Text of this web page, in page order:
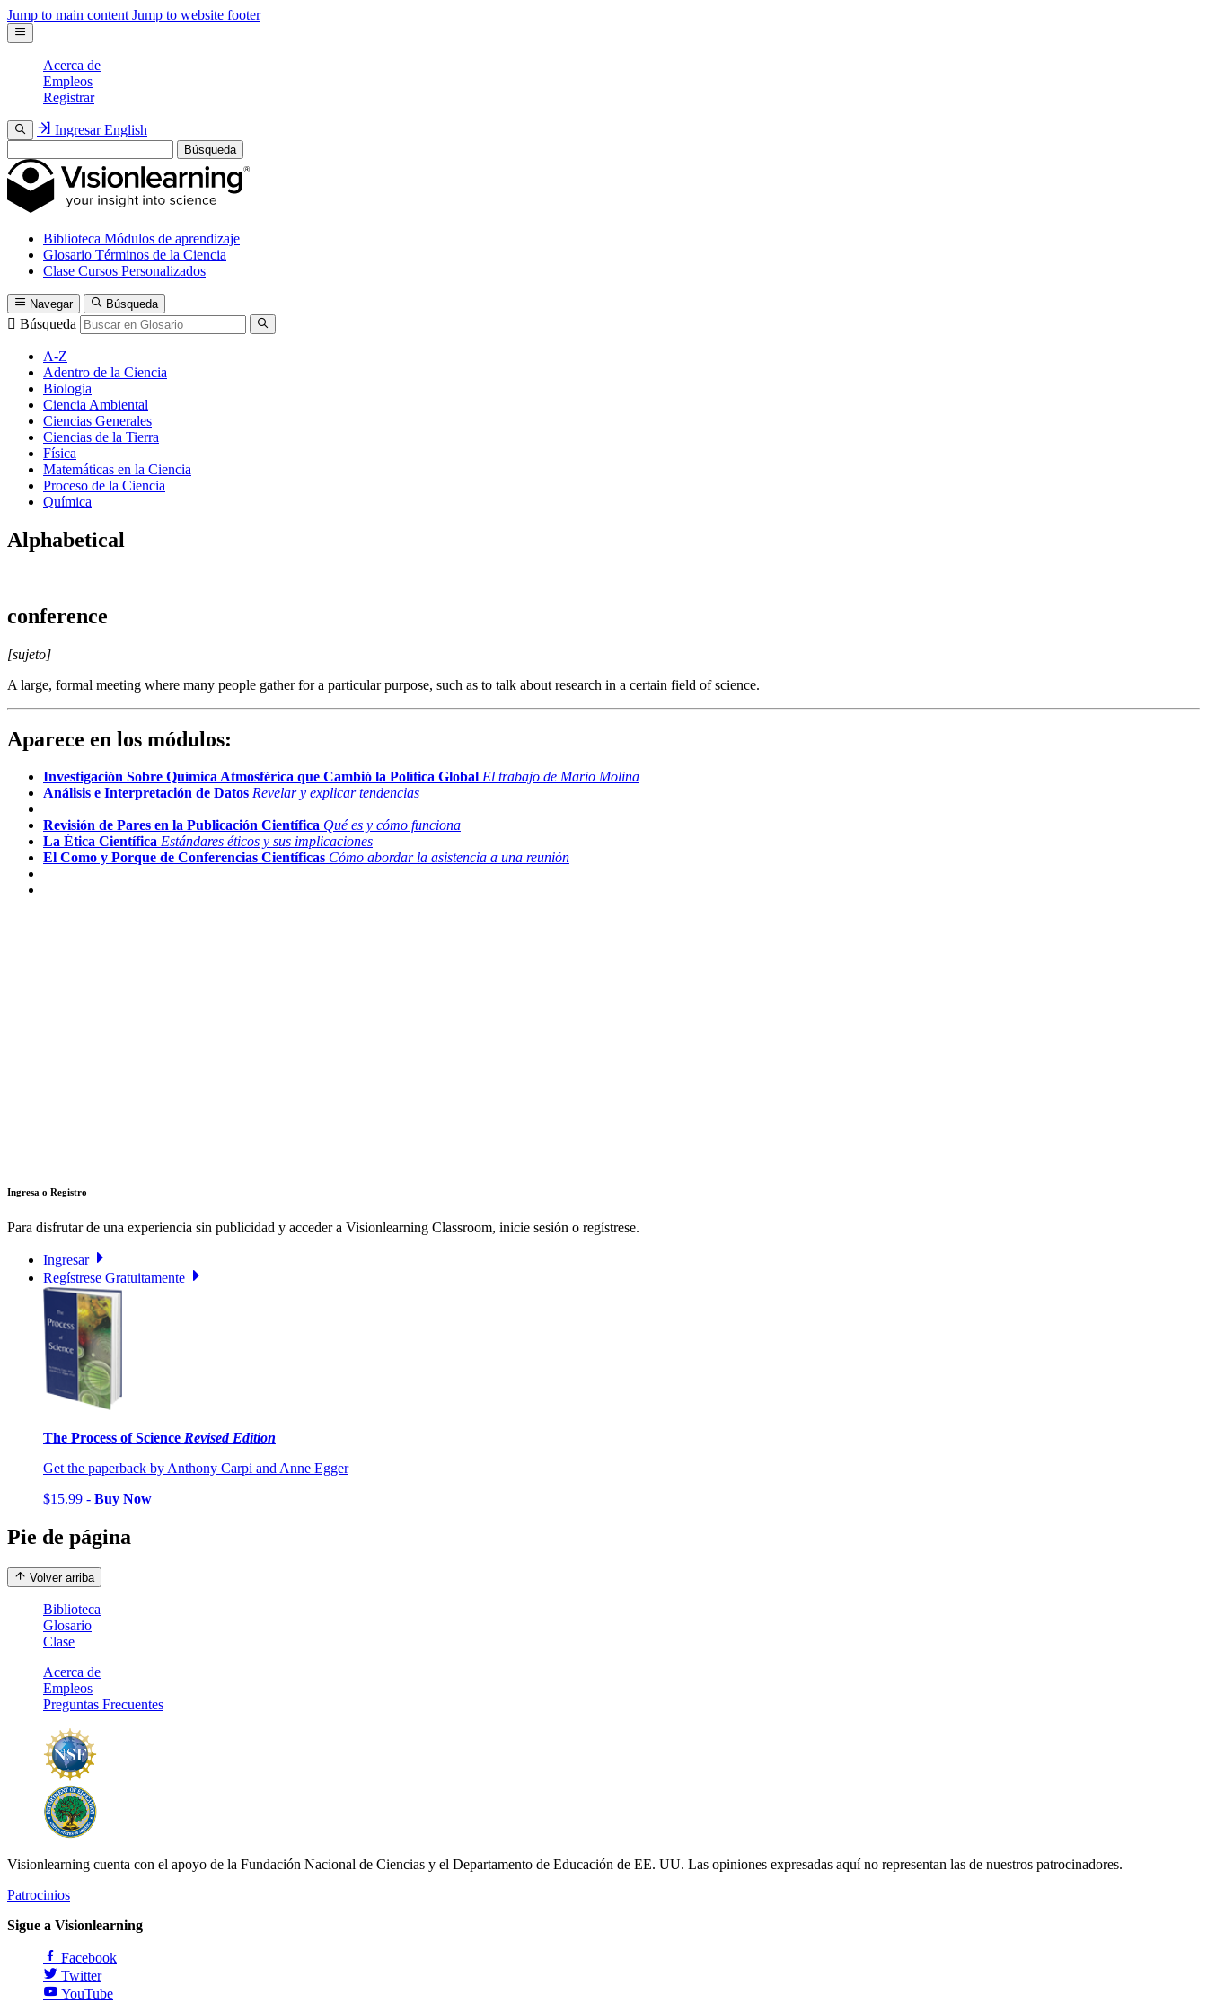
Jump to main content Jump to website footer
Acerca de
Empleos
Registrar
Ingresar English
Búsqueda
Biblioteca Módulos de aprendizaje
Glosario Términos de la Ciencia
Clase Cursos Personalizados
Navegar Búsqueda
Búsqueda
A-Z
Adentro de la Ciencia
Biologia
Ciencia Ambiental
Ciencias Generales
Ciencias de la Tierra
Física
Matemáticas en la Ciencia
Proceso de la Ciencia
Química
Alphabetical
conference
[sujeto]
A large, formal meeting where many people gather for a particular purpose, such as to talk about research in a certain field of science.
Aparece en los módulos:
Investigación Sobre Química Atmosférica que Cambió la Política Global El trabajo de Mario Molina
Análisis e Interpretación de Datos Revelar y explicar tendencias
Revisión de Pares en la Publicación Científica Qué es y cómo funciona
La Ética Científica Estándares éticos y sus implicaciones
El Como y Porque de Conferencias Científicas Cómo abordar la asistencia a una reunión
Ingresa o Registro
Para disfrutar de una experiencia sin publicidad y acceder a Visionlearning Classroom, inicie sesión o regístrese.
Ingresar
Regístrese Gratuitamente
The Process of Science Revised Edition
Get the paperback by Anthony Carpi and Anne Egger
$15.99 - Buy Now
Pie de página
Volver arriba
Biblioteca
Glosario
Clase
Acerca de
Empleos
Preguntas Frecuentes
Visionlearning cuenta con el apoyo de la Fundación Nacional de Ciencias y el Departamento de Educación de EE. UU. Las opiniones expresadas aquí no representan las de nuestros patrocinadores.
Patrocinios
Sigue a Visionlearning
Facebook
Twitter
YouTube